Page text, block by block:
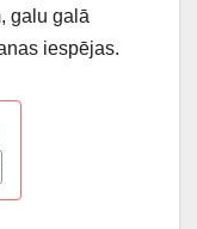
galu galā
iespējas.